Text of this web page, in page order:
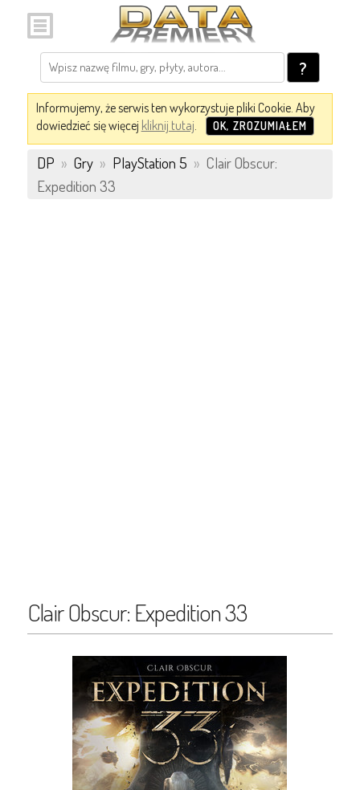
?
Informujemy, że serwis ten wykorzystuje pliki Cookie. Aby
dowiedzieć się więcej kliknij tutaj. OK, ZROZUMIAŁEM
DP » Gry » PlayStation 5 » Clair Obscur:
Expedition 33
Clair Obscur: Expedition 33